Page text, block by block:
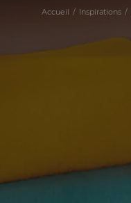
Accueil Inspirations